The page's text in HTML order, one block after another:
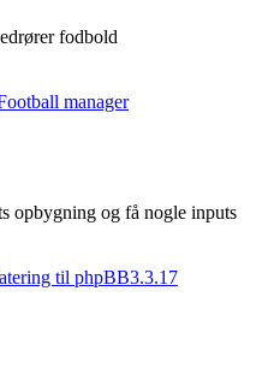
fodbold
manager
opbygning og få nogle inputs
til phpBB3.3.17